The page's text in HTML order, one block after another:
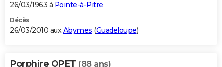
26/03/1963 à Pointe-à-Pitre
Décès
26/03/2010 auxAbymes (Guadeloupe)
Porphire OPET (88 ans)